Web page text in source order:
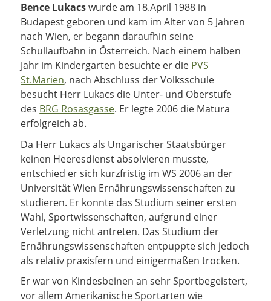
Bence Lukacswurde am 18.April 1988 in
Budapest geboren und kam im Alter von 5 Jahren
nach Wien, er begann daraufhin seine
Schullaufbahn in Österreich. Nach einem halben
Jahr im Kindergarten besuchte er die PVS
St.Marien, nach Abschluss der Volksschule
besucht Herr Lukacs die Unter- und Oberstufe
des BRG Rosasgasse. Er legte 2006 die Matura
erfolgreich ab.
Da Herr Lukacs als Ungarischer Staatsbürger
keinen Heeresdienst absolvieren musste,
entschied er sich kurzfristig im WS 2006 an der
Universität Wien Ernährungswissenschaften zu
studieren. Er konnte das Studium seiner ersten
Wahl, Sportwissenschaften, aufgrund einer
Verletzung nicht antreten. Das Studium der
Ernährungswissenschaften entpuppte sich jedoch
als relativ praxisfern und einigermaßen trocken.
Er war von Kindesbeinen an sehr Sportbegeistert,
vor allem Amerikanische Sportarten wie